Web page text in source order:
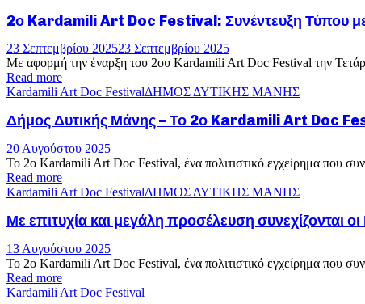
2ο Kardamili Art Doc Festival: Συνέντευξη Τύπου
23 Σεπτεμβρίου 202523 Σεπτεμβρίου 2025
Με αφορμή την έναρξη του 2ου Kardamili Art Doc Festival την
Read more
Kardamili Art Doc FestivalΔΗΜΟΣ ΔΥΤΙΚΗΣ ΜΑΝΗΣ
Δήμος Δυτικής Μάνης – Το 2ο Kardamili Art Doc
20 Αυγούστου 2025
Το 2ο Kardamili Art Doc Festival, ένα πολιτιστικό εγχείρημα που
Read more
Kardamili Art Doc FestivalΔΗΜΟΣ ΔΥΤΙΚΗΣ ΜΑΝΗΣ
Με επιτυχία και μεγάλη προσέλευση
13 Αυγούστου 2025
Το 2ο Kardamili Art Doc Festival, ένα πολιτιστικό εγχείρημα που
Read more
Kardamili Art Doc Festival